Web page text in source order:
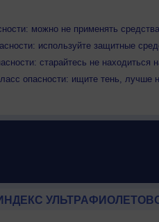
можно не применять
используйте защитные
старайтесь не
опасности: ищите тень, лучше